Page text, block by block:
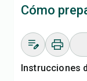
Cómo
Instrucciones